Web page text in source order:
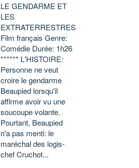
LE GENDARME ET
LES
EXTRATERRESTRES
Film français Genre:
Comédie Durée: 1h26
****** L'HISTOIRE:
Personne ne veut
croire le gendarme
Beaupied lorsqu'il
affirme avoir vu une
soucoupe volante.
Pourtant, Beaupied
n'a pas menti: le
maréchal des logis-
chef Cruchot...